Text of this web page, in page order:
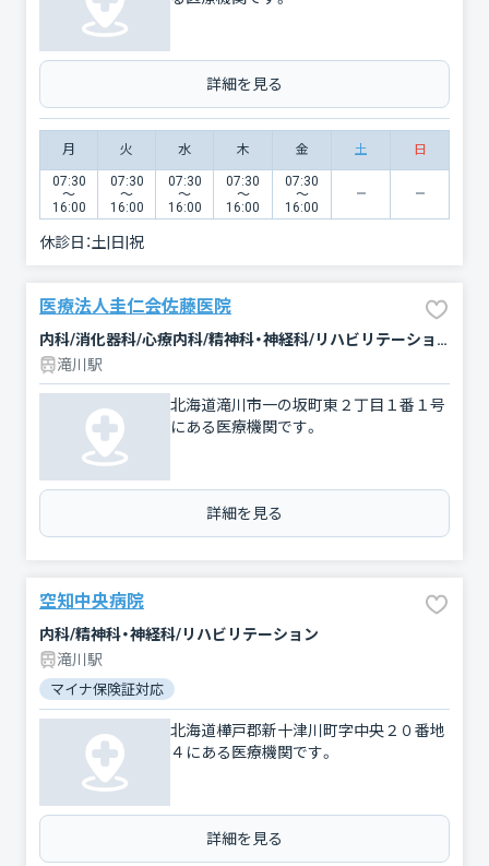
詳細を見る
月 火 水 木 金 土 日
07:30
〜
16:00
07:30
〜
16:00
07:30
〜
16:00
07:30
〜
16:00
07:30
〜
16:00
休診日：土|日|祝
医療法人圭仁会佐藤医院
内科/消化器科/心療内科/精神科・神経科/リハビリテーション
滝川駅
北海道滝川市一の坂町東２丁目１番１号
にある医療機関です。
詳細を見る
空知中央病院
内科/精神科・神経科/リハビリテーション
滝川駅
マイナ保険証対応
北海道樺戸郡新十津川町字中央２０番地
４にある医療機関です。
詳細を見る